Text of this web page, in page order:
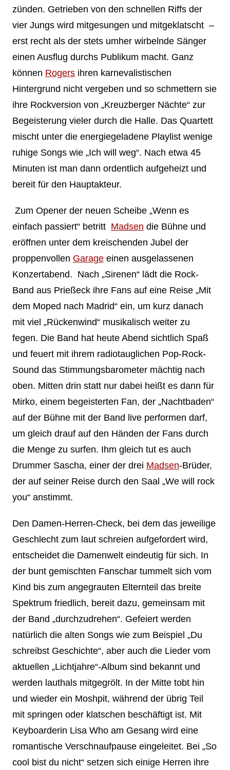
zünden. Getrieben von den schnellen Riffs der
vier Jungs wird mitgesungen und mitgeklatscht –
erst recht als der stets umher wirbelnde Sänger
einen Ausflug durchs Publikum macht. Ganz
können Rogersihren karnevalistischen
Hintergrund nicht vergeben und so schmettern sie
ihre Rockversion von „Kreuzberger Nächte“ zur
Begeisterung vieler durch die Halle. Das Quartett
mischt unter die energiegeladene Playlist wenige
ruhige Songs wie „Ich will weg“. Nach etwa 45
Minuten ist man dann ordentlich aufgeheizt und
bereit für den Hauptakteur.
Zum Opener der neuen Scheibe „Wenn es
einfach passiert“ betritt Madsen die Bühne und
eröffnen unter dem kreischenden Jubel der
proppenvollen Garageeinen ausgelassenen
Konzertabend. Nach „Sirenen“ lädt die Rock-
Band aus Prießeck ihre Fans auf eine Reise „Mit
dem Moped nach Madrid“ ein, um kurz danach
mit viel „Rückenwind“ musikalisch weiter zu
fegen. Die Band hat heute Abend sichtlich Spaß
und feuert mit ihrem radiotauglichen Pop-Rock-
Sound das Stimmungsbarometer mächtig nach
oben. Mitten drin statt nur dabei heißt es dann für
Mirko, einem begeisterten Fan, der „Nachtbaden“
auf der Bühne mit der Band live performen darf,
um gleich drauf auf den Händen der Fans durch
die Menge zu surfen. Ihm gleich tut es auch
Drummer Sascha, einer der drei Madsen-Brüder,
der auf seiner Reise durch den Saal „We will rock
you“ anstimmt.
Den Damen-Herren-Check, bei dem das jeweilige
Geschlecht zum laut schreien aufgefordert wird,
entscheidet die Damenwelt eindeutig für sich. In
der bunt gemischten Fanschar tummelt sich vom
Kind bis zum angegrauten Elternteil das breite
Spektrum friedlich, bereit dazu, gemeinsam mit
der Band „durchzudrehen“. Gefeiert werden
natürlich die alten Songs wie zum Beispiel „Du
schreibst Geschichte“, aber auch die Lieder vom
aktuellen „Lichtjahre“-Album sind bekannt und
werden lauthals mitgegrölt. In der Mitte tobt hin
und wieder ein Moshpit, während der übrig Teil
mit springen oder klatschen beschäftigt ist. Mit
Keyboarderin Lisa Who am Gesang wird eine
romantische Verschnaufpause eingeleitet. Bei „So
cool bist du nicht“ setzen sich einige Herren ihre